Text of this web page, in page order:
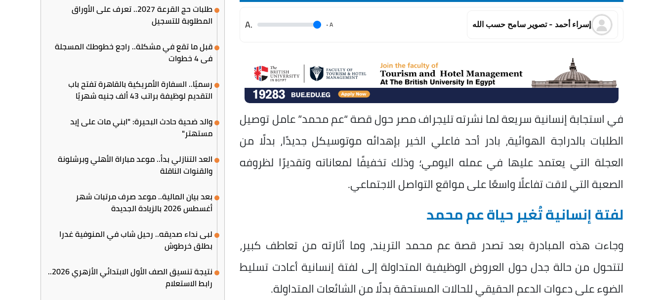
إسراء أحمد - تصوير سامح حسب الله A
.
.A
في استجابة إنسانية سريعة لما نشرته تليجراف مصر حول قصة “عم محمد” عامل توصيل
الطلبات بالدراجة الهوائية، بادر أحد فاعلي الخير بإهدائه موتوسيكل جديدًا، بدلًا من
العجلة التي يعتمد عليها في عمله اليومي؛ وذلك تخفيفًا لمعاناته وتقديرًا لظروفه
الصعبة التي لاقت تفاعلًا واسعًا على مواقع التواصل الاجتماعي.
لفتة إنسانية تُغير حياة عم محمد
وجاءت هذه المبادرة بعد تصدر قصة عم محمد التريند، وما أثارته من تعاطف كبير،
لتتحول من حالة جدل حول العروض الوظيفية المتداولة إلى لفتة إنسانية أعادت تسليط
الضوء على دعوات الدعم الحقيقي للحالات المستحقة بدلًا من الشائعات المتداولة.
طلبات حج القرعة 2027.. تعرف على الأوراق
المطلوبة للتسجيل
قبل ما تقع في مشكلة.. راجع خطوطك المسجلة
في 4 خطوات
رسميًا.. السفارة الأمريكية بالقاهرة تفتح باب
التقديم لوظيفة براتب 43 ألف جنيه شهريًا
والد ضحية حادث البحيرة: "ابني مات على إيد
مستهتر"
العد التنازلي بدأ.. موعد مباراة الأهلي وبرشلونة
والقنوات الناقلة
بعد بيان المالية.. موعد صرف مرتبات شهر
أغسطس 2026 بالزيادة الجديدة
لبى نداء صديقه.. رحيل شاب في المنوفية غدرا
بطلق خرطوش
نتيجة تنسيق الصف الأول الابتدائي الأزهري 2026..
رابط الاستعلام